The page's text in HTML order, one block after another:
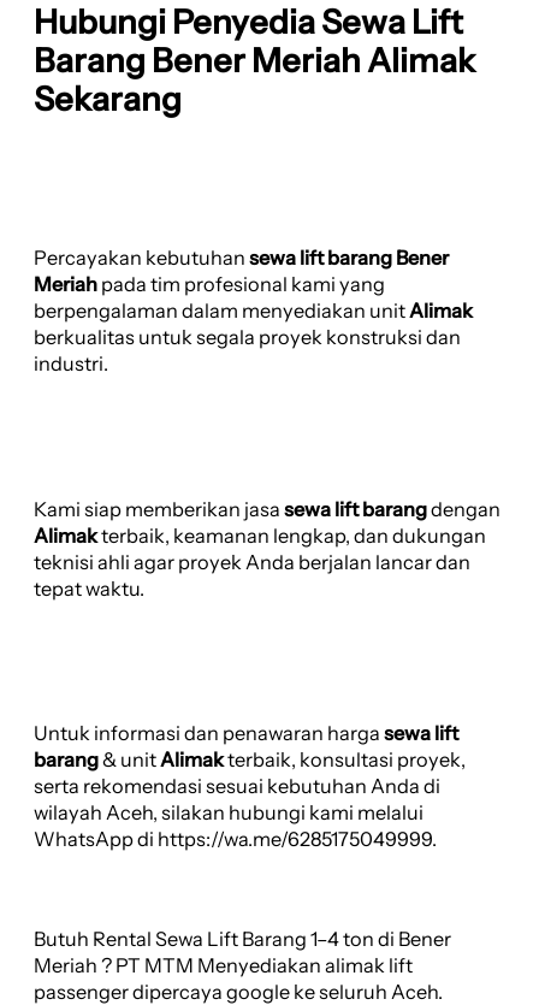
Hubungi Penyedia Sewa Lift
Barang Bener Meriah Alimak
Sekarang
Percayakan kebutuhan sewa lift barang Bener
Meriah pada tim profesional kami yang
berpengalaman dalam menyediakan unitAlimak
berkualitas untuk segala proyek konstruksi dan
industri.
Kami siap memberikan jasa sewa lift barangdengan
Alimakterbaik, keamanan lengkap, dan dukungan
teknisi ahli agar proyek Anda berjalan lancar dan
tepat waktu.
Untuk informasi dan penawaran harga sewa lift
barang& unitAlimakterbaik, konsultasi proyek,
serta rekomendasi sesuai kebutuhan Anda di
wilayah Aceh, silakan hubungi kami melalui
WhatsApp di https://wa.me/6285175049999.
Butuh Rental Sewa Lift Barang 1–4 ton di Bener
Meriah ? PT MTM Menyediakan alimak lift
passenger dipercaya google ke seluruh Aceh.